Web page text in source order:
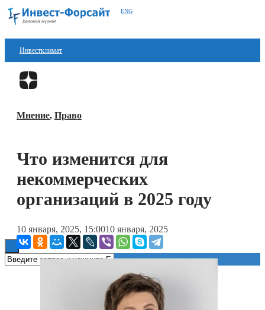
ENG
Инвестклимат
Финансы
Блокчейн
Мнение, Право
Что изменится для
некоммерческих
организаций в 2025 году
10 января, 2025, 15:0010 января, 2025